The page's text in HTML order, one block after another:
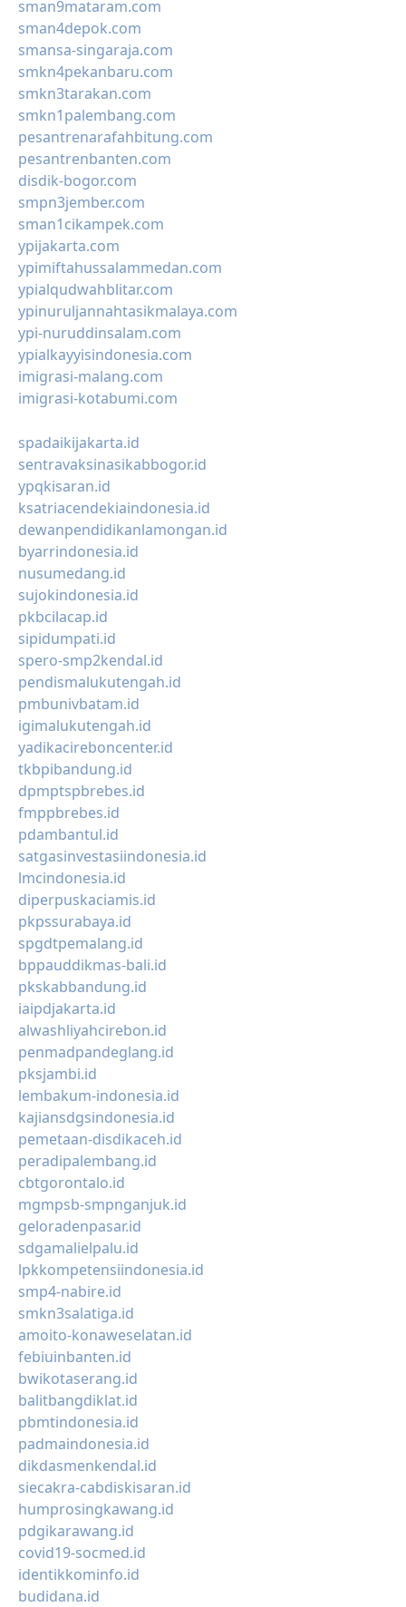
sman9mataram.com
sman4depok.com
smansa-singaraja.com
smkn4pekanbaru.com
smkn3tarakan.com
smkn1palembang.com
pesantrenarafahbitung.com
pesantrenbanten.com
disdik-bogor.com
smpn3jember.com
sman1cikampek.com
ypijakarta.com
ypimiftahussalammedan.com
ypialqudwahblitar.com
ypinuruljannahtasikmalaya.com
ypi-nuruddinsalam.com
ypialkayyisindonesia.com
imigrasi-malang.com
imigrasi-kotabumi.com
spadaikijakarta.id
sentravaksinasikabbogor.id
ypqkisaran.id
ksatriacendekiaindonesia.id
dewanpendidikanlamongan.id
byarrindonesia.id
nusumedang.id
sujokindonesia.id
pkbcilacap.id
sipidumpati.id
spero-smp2kendal.id
pendismalukutengah.id
pmbunivbatam.id
igimalukutengah.id
yadikacireboncenter.id
tkbpibandung.id
dpmptspbrebes.id
fmppbrebes.id
pdambantul.id
satgasinvestasiindonesia.id
lmcindonesia.id
diperpuskaciamis.id
pkpssurabaya.id
spgdtpemalang.id
bppauddikmas-bali.id
pkskabbandung.id
iaipdjakarta.id
alwashliyahcirebon.id
penmadpandeglang.id
pksjambi.id
lembakum-indonesia.id
kajiansdgsindonesia.id
pemetaan-disdikaceh.id
peradipalembang.id
cbtgorontalo.id
mgmpsb-smpnganjuk.id
geloradenpasar.id
sdgamalielpalu.id
lpkkompetensiindonesia.id
smp4-nabire.id
smkn3salatiga.id
amoito-konaweselatan.id
febiuinbanten.id
bwikotaserang.id
balitbangdiklat.id
pbmtindonesia.id
padmaindonesia.id
dikdasmenkendal.id
siecakra-cabdiskisaran.id
humprosingkawang.id
pdgikarawang.id
covid19-socmed.id
identikkominfo.id
budidana.id